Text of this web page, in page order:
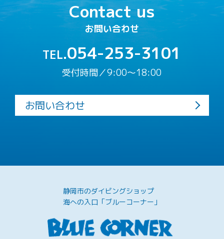
Contact us
お問い合わせ
TEL.054-253-3101
受付時間／9:00〜18:00
お問い合わせ
静岡市のダイビングショップ
海への入口「ブルーコーナー」